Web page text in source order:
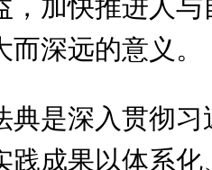
，加快推进人
深远的意义。
典是深入贯彻
践成果以体系